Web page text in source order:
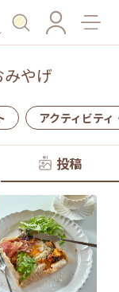
みやげ
アクティビティ
投稿